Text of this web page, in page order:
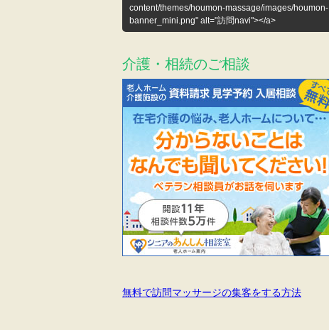
content/themes/houmon-massage/images/houmon-
banner_mini.png" alt="訪問navi"></a>
介護・相続のご相談
無料で訪問マッサージの集客をする方法